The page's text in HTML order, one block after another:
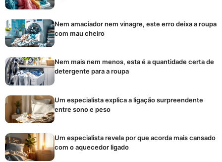
Nem amaciador nem vinagre, este erro deixa a roupa
com mau cheiro
Nem mais nem menos, esta é a quantidade certa de
detergente para a roupa
Um especialista explica a ligação surpreendente
entre sono e peso
Um especialista revela por que acorda mais cansado
com o aquecedor ligado